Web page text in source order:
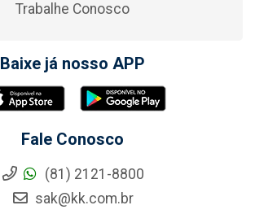
Trabalhe Conosco
Baixe já nosso APP
Fale Conosco
(81) 2121-8800
sak@kk.com.br